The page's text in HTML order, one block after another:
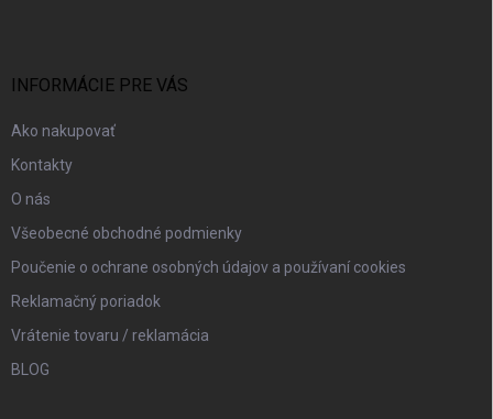
INFORMÁCIE PRE VÁS
Ako nakupovať
Kontakty
O nás
Všeobecné obchodné podmienky
Poučenie o ochrane osobných údajov a používaní cookies
Reklamačný poriadok
Vrátenie tovaru / reklamácia
BLOG